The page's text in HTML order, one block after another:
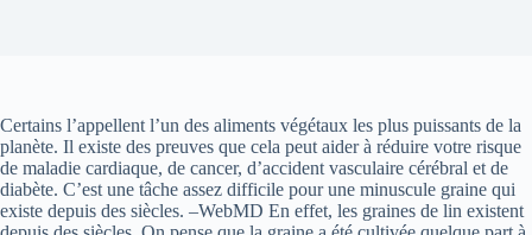
Certains l’appellent l’un des aliments végétaux les plus puissants de la
planète. Il existe des preuves que cela peut aider à réduire votre risque
de maladie cardiaque, de cancer, d’accident vasculaire cérébral et de
diabète. C’est une tâche assez difficile pour une minuscule graine qui
existe depuis des siècles. –WebMD En effet, les graines de lin existent